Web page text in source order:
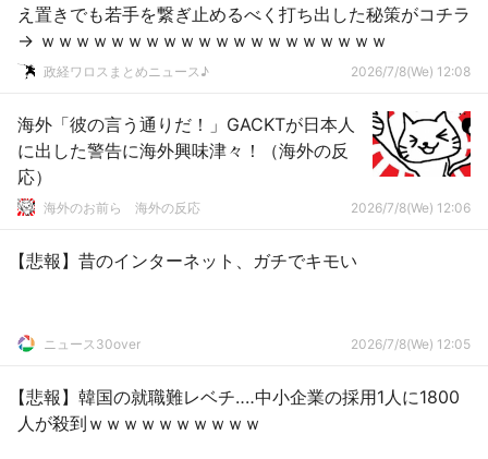
え置きでも若手を繋ぎ止めるべく打ち出した秘策がコチラ
→ ｗｗｗｗｗｗｗｗｗｗｗｗｗｗｗｗｗｗｗｗ
政経ワロスまとめニュース♪ 2026/7/8(We) 12:08
海外「彼の言う通りだ！」GACKTが日本人
に出した警告に海外興味津々！（海外の反
応）
海外のお前ら 海外の反応 2026/7/8(We) 12:06
【悲報】昔のインターネット、ガチでキモい
ニュース30over 2026/7/8(We) 12:05
【悲報】韓国の就職難レベチ‥‥中小企業の採用1人に1800
人が殺到ｗｗｗｗｗｗｗｗｗｗ